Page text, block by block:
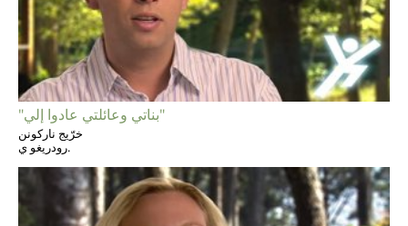
"بناتي وعائلتي عادوا إلي"
خرّيج ناركونن
رودريغو ي.